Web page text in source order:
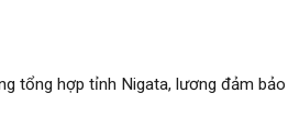
tổng hợp tỉnh Nigata, lương đảm